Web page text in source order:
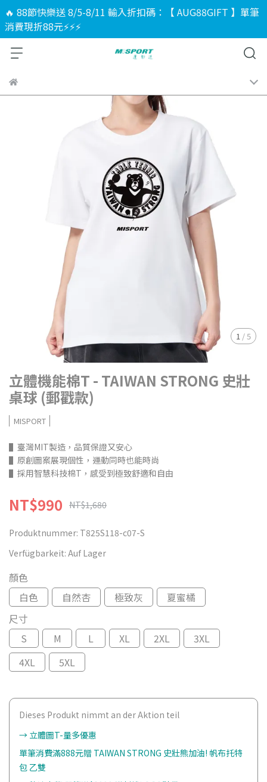
🔥 88節快樂送 8/5-8/11 輸入折扣碼：【 AUG88GIFT 】單筆
消費現折88元⚡⚡⚡
1 /5
立體機能棉T - TAIWAN STRONG 史壯
桌球 (郵戳款)
MISPORT
▌臺灣MIT製造，品質保證又安心
▌原創圖案展現個性，運動同時也能時尚
▌採用智慧科技棉T，感受到極致舒適和自由
NT$990 NT$1,680
Produktnummer: T825S118-c07-S
Verfügbarkeit: Auf Lager
顏色
白色
自然杏 極致灰
夏蜜橘
尺寸
S
M L XL 2XL
3XL
4XL
5XL
Dieses Produkt nimmt an der Aktion teil
→ 立體圖T-量多優惠
單筆消費滿888元贈 TAIWAN STRONG 史壯熊加油! 帆布托特
包 乙雙